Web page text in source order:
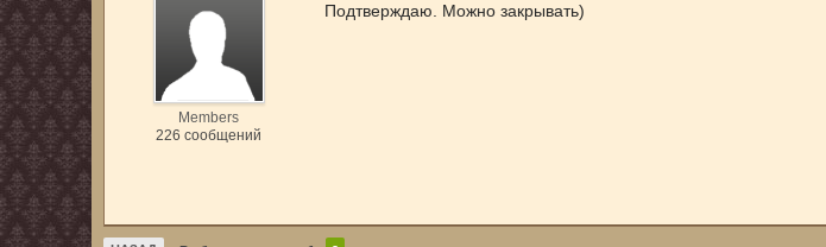
Members
226 сообщений
Подтверждаю. Можно закрывать)